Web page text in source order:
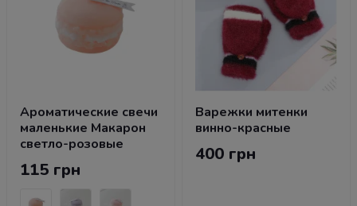
Ароматические свечи
маленькие Макарон
светло-розовые
115 грн
Варежки митенки
винно-красные
400 грн